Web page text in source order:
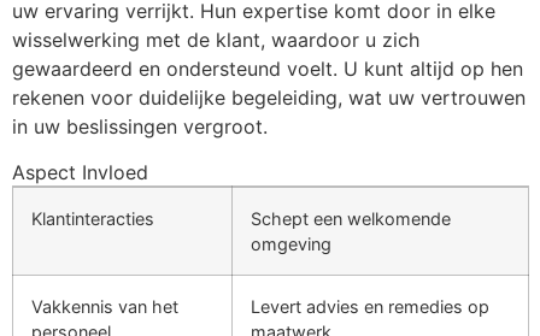
uw ervaring verrijkt. Hun expertise komt door in elke
wisselwerking met de klant, waardoor u zich
gewaardeerd en ondersteund voelt. U kunt altijd op hen
rekenen voor duidelijke begeleiding, wat uw vertrouwen
in uw beslissingen vergroot.
Aspect Invloed
Klantinteracties
Schept een welkomende
omgeving
Vakkennis van het
Levert advies en remedies op